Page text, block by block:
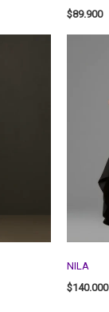
$89.900
NILA
$140.000